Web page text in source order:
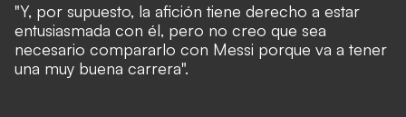
"Y, por supuesto, la afición tiene derecho a estar
entusiasmada con él, pero no creo que sea
necesario compararlo con Messi porque va a tener
una muy buena carrera".